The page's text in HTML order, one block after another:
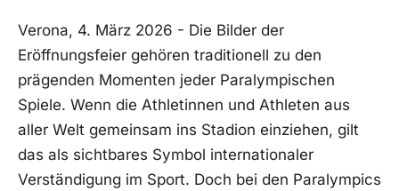
Verona, 4. März 2026 - Die Bilder der
Eröffnungsfeier gehören traditionell zu den
prägenden Momenten jeder Paralympischen
Spiele. Wenn die Athletinnen und Athleten aus
aller Welt gemeinsam ins Stadion einziehen, gilt
das als sichtbares Symbol internationaler
Verständigung im Sport. Doch bei den Paralympics